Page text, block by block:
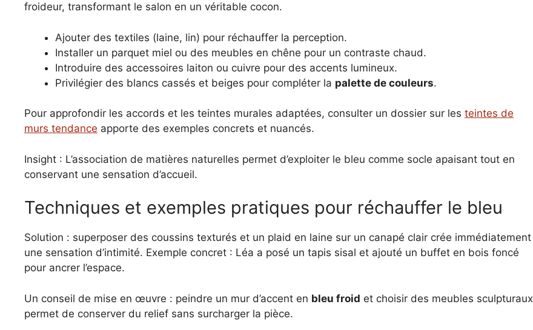
froideur, transformant le salon en un véritable cocon.
Ajouter des textiles (laine, lin) pour réchauffer la perception.
Installer un parquet miel ou des meubles en chêne pour un contraste chaud.
Introduire des accessoires laiton ou cuivre pour des accents lumineux.
Privilégier des blancs cassés et beiges pour compléter la palette de couleurs.
Pour approfondir les accords et les teintes murales adaptées, consulter un dossier sur les teintes de
murs tendance apporte des exemples concrets et nuancés.
Insight : L’association de matières naturelles permet d’exploiter le bleu comme socle apaisant tout en
conservant une sensation d’accueil.
Techniques et exemples pratiques pour réchauffer le bleu
Solution : superposer des coussins texturés et un plaid en laine sur un canapé clair crée immédiatement
une sensation d’intimité. Exemple concret : Léa a posé un tapis sisal et ajouté un buffet en bois foncé
pour ancrer l’espace.
Un conseil de mise en œuvre : peindre un mur d’accent en bleu froid et choisir des meubles sculpturaux
permet de conserver du relief sans surcharger la pièce.